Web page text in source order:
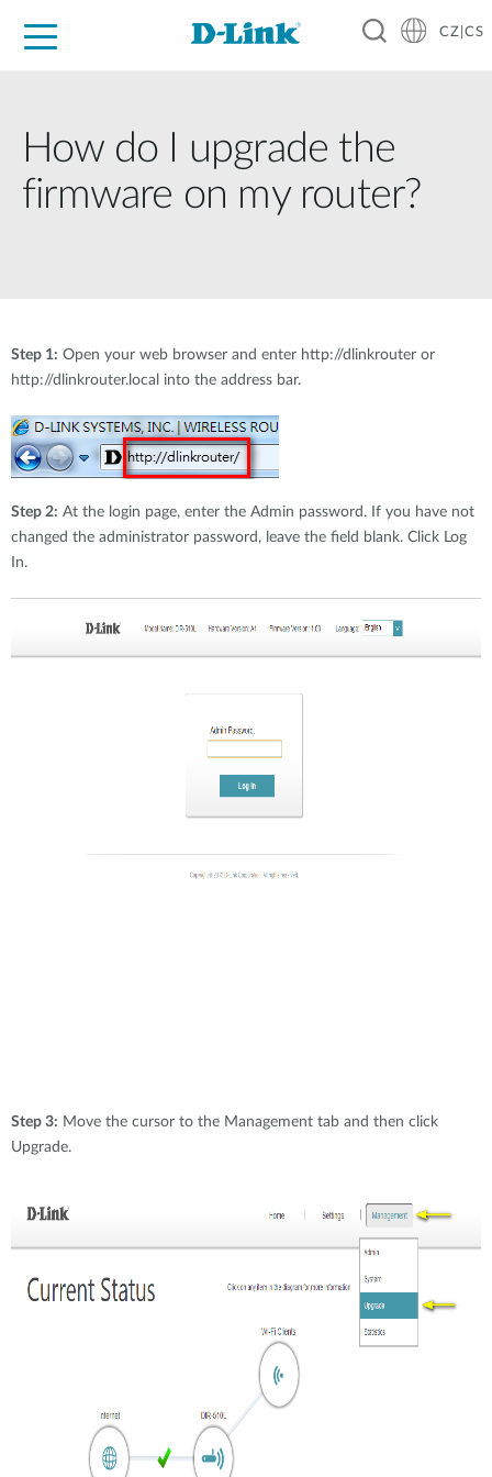
CZ|CS
How do I upgrade the
firmware on my router?
Step 1: Open your web browser and enter http://dlinkrouter or
http://dlinkrouter.local into the address bar.
Step 2: At the login page, enter the Admin password. If you have not
changed the administrator password, leave the field blank. Click Log
In.
Step 3: Move the cursor to the Management tab and then click
Upgrade.